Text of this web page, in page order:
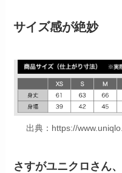
サイズ感が絶妙
出典：https://
さすがユニクロさん